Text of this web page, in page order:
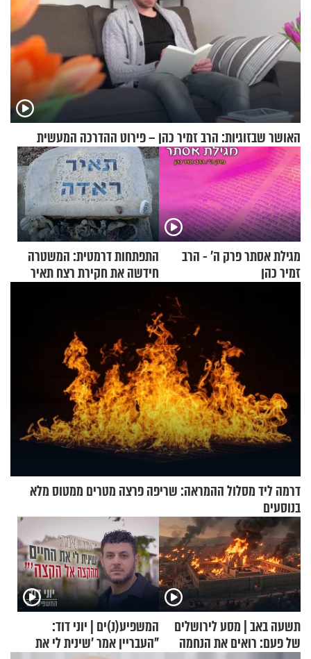
האושר שבזוגיות: הרב זמיר כהן – פירוט ההדרכה המעשית
מגילת אסתר פרק ה’ - הרב
זמיר כהן
התפתחות דרמטית: המשטרה
חידשה את חקירת רצח תאיר
דרמה ליד מסלול ההמראה: שריפה פרצה מטרים ממטוס מלא
בנוסעים
תשעה באב | מסע לירושלים
של פעם: רואים את הנחמה
המשפיע(נ)ים | יוני דוד:
"העבריין אמר 'שינית לי את